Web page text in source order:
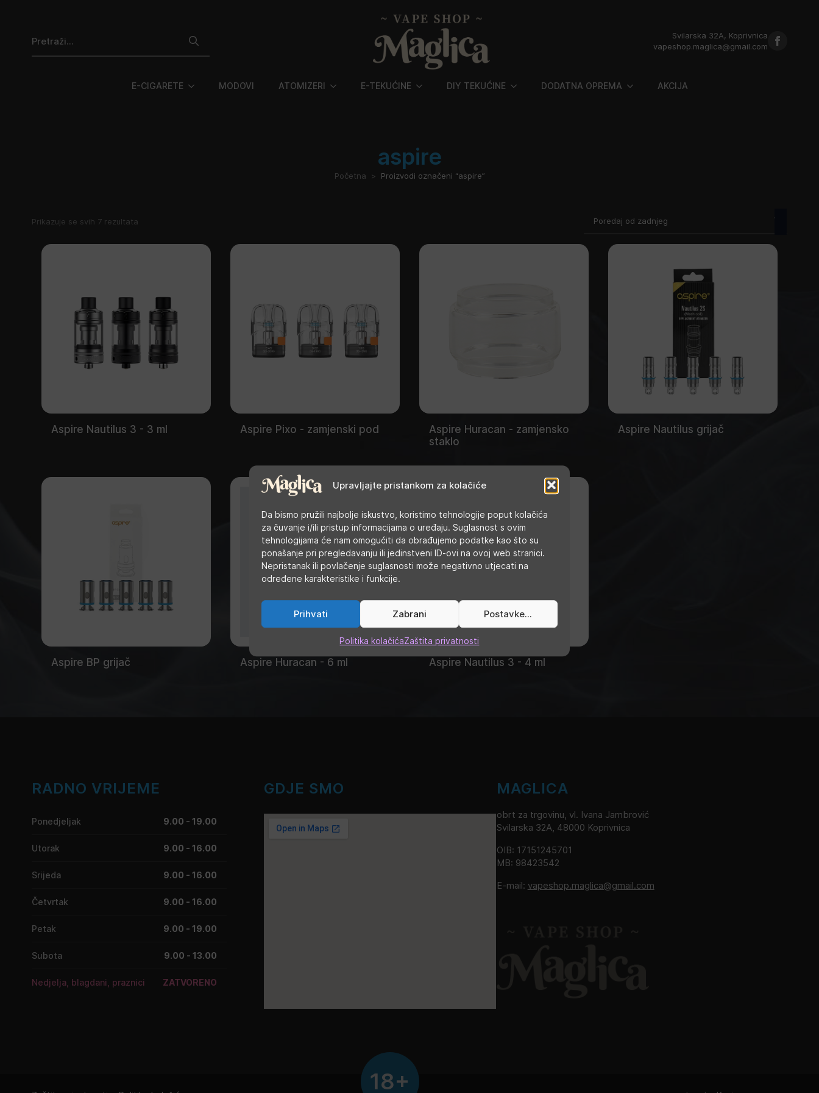
Upravljajte pristankom za kolačiće
Da bismo pružili najbolje iskustvo, koristimo tehnologije poput kolačića
za čuvanje i/ili pristup informacijama o uređaju. Suglasnost s ovim
tehnologijama će nam omogućiti da obrađujemo podatke kao što su
ponašanje pri pregledavanju ili jedinstveni ID-ovi na ovoj web stranici.
Nepristanak ili povlačenje suglasnosti može negativno utjecati na
određene karakteristike i funkcije.
Prihvati Zabrani Postavke...
Politika kolačićaZaštita privatnosti
Svilarska 32A, Koprivnica
vapeshop.maglica@gmail.com
E-CIGARETE MODOVI ATOMIZERI E-TEKUĆINE DIY TEKUĆINE DODATNA OPREMA AKCIJA
aspire
Početna Proizvodi označeni “aspire”
Prikazuje se svih 7 rezultata
najnovijem
Aspire Nautilus 3 - 3 ml Aspire Pixo - zamjenski pod
Aspire Huracan - zamjensko
staklo
Aspire Nautilus grijač
Aspire BP grijač Aspire Huracan - 6 ml Aspire Nautilus 3 - 4 ml
RADNO VRIJEME
Ponedjeljak 9.00 - 19.00
Utorak 9.00 - 16.00
Srijeda 9.00 - 16.00
Četvrtak 9.00 - 16.00
Petak 9.00 - 19.00
Subota 9.00 - 13.00
Nedjelja, blagdani, praznici ZATVORENO
GDJE SMO MAGLICA
obrt za trgovinu, vl. Ivana Jambrović
Svilarska 32A, 48000 Koprivnica
OIB: 17151245701
MB: 98423542
E-mail: vapeshop.maglica@gmail.com
18+